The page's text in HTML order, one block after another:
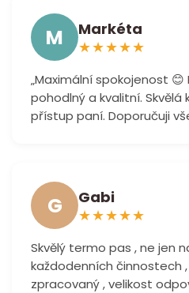
M
Markéta
★★★★★
„Maximální spokojenost 😊
pohodlný a kvalitní.
přístup paní. Doporučuji
G
Gabi
★★★★★
Skvělý termo pas , ne jen
každodenních činnostech
zpracovaný , velikost